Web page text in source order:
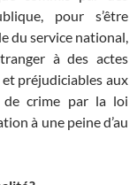
pour s’être
du service national,
à des actes
préjudiciables aux
de crime par la loi
à une peine d’au